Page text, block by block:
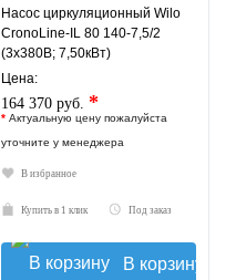
Насос циркуляционный Wilo
CronoLine-IL 80 140-7,5/2
(3х380В; 7,50кВт)
Цена:
164 370 руб. *
* Актуальную цену пожалуйста
уточните у менеджера
В избранное
Купить в 1 клик Под заказ
В корзину